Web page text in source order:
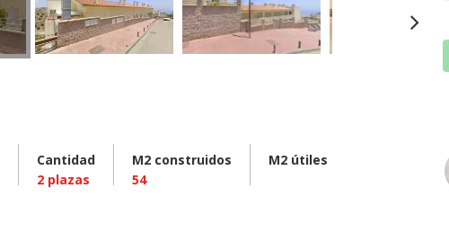
Cantidad
2 plazas
M2 construidos
54
M2 útiles